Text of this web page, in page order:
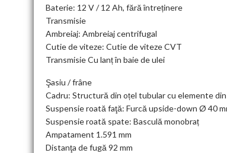
Baterie: 12 V / 12 Ah, fără întreținere
Transmisie
Ambreiaj: Ambreiaj centrifugal
Cutie de viteze: Cutie de viteze CVT
Transmisie Cu lanț în baie de ulei
Şasiu / frâne
Cadru: Structură din oțel tubular cu elemente
Suspensie roată faţă: Furcă upside-down Ø 40
Suspensie roată spate: Basculă monobraț
Ampatament 1.591 mm
Distanţa de fugă 92 mm